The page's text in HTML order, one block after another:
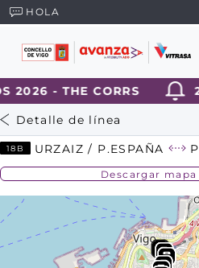
HOLA
2026 - THE CORRS
Detalle de línea
18B URZAIZ / P.ESPAÑA
Descargar